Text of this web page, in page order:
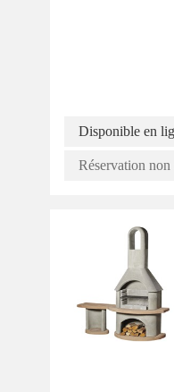
Disponible en
Réservation